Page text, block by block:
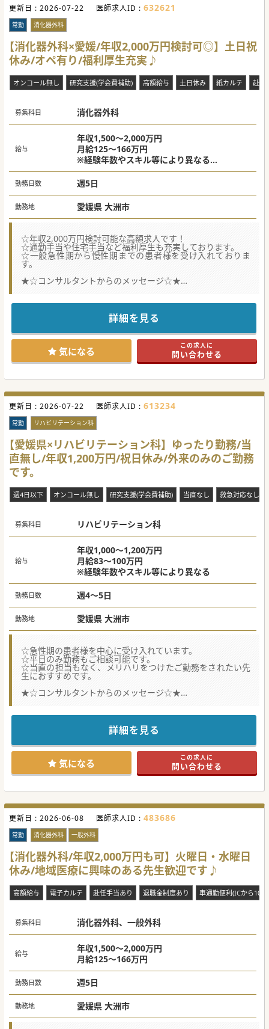
更新日 : 2026-07-22 医師求人ID : 632621
常勤 消化器外科
【消化器外科×愛媛/年収2,000万円検討可◎】土日祝
休み/オペ有り/福利厚生充実♪
オンコール無し 研究支援(学会費補助) 高額給与 土日休み 紙カルテ 赴任
募集科目 消化器外科
給与
年収1,500～2,000万円
月給125～166万円
※経験年数やスキル等により異なる
※当直手当別途支給
勤務日数 週5日
勤務地 愛媛県 大洲市
☆年収2,000万円検討可能な高額求人です！
☆通勤手当や住宅手当など福利厚生も充実しております。
☆一般急性期から慢性期までの患者様を受け入れておりま
す。
★☆コンサルタントからのメッセージ☆★
募集されています。
土日祝お休みのため、ワークライフバランスも取りやすいで
是非お問い合わせください。
#秋入職可
詳細を見る
気になる この求人に
問い合わせる
更新日 : 2026-07-22 医師求人ID : 613234
常勤 リハビリテーション科
【愛媛県×リハビリテーション科】ゆったり勤務/当
直無し/年収1,200万円/祝日休み/外来のみのご勤務
です。
週4日以下 オンコール無し 研究支援(学会費補助) 当直なし 救急対応なし
募集科目 リハビリテーション科
給与
年収1,000～1,200万円
月給83～100万円
※経験年数やスキル等により異なる
勤務日数 週4～5日
勤務地 愛媛県 大洲市
☆急性期の患者様を中心に受け入れています。
☆平日のみ勤務もご相談可能です。
☆当直の担当もなく、メリハリをつけたご勤務をされたい先
生におすすめです。
★☆コンサルタントからのメッセージ☆★
患者数の増加に伴い外来専任の医師を募集されています。
是非お問い合わせください。
#秋入職可
詳細を見る
気になる この求人に
問い合わせる
更新日 : 2026-06-08 医師求人ID : 483686
常勤 消化器外科 一般外科
【消化器外科/年収2,000万円も可】火曜日・水曜日
休み/地域医療に興味のある先生歓迎です♪
高額給与 電子カルテ 赴任手当あり 退職金制度あり 車通勤便利(ICから10
募集科目 消化器外科、一般外科
給与
年収1,500～2,000万円
月給125～166万円
勤務日数 週5日
勤務地 愛媛県 大洲市